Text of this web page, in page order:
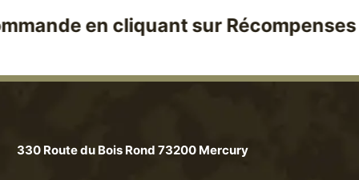
en cliquant sur Récompenses !
330 Route du Bois Rond 73200 Mercury